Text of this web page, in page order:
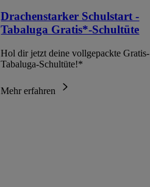
Drachenstarker Schulstart -
Tabaluga Gratis*-Schultüte
Hol dir jetzt deine vollgepackte Gratis-
Tabaluga-Schultüte!*
Mehr erfahren